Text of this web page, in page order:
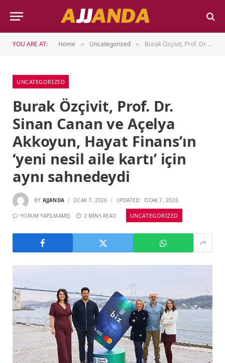
YOU ARE AT: Home » Uncategorized » Burak Özçivit, Prof. Dr. Sinan Canan ve Açelya Akkoyun, Hayat Finans’ın ‘yeni nesil aile kartı’ için aynı sahnedeydi
UNCATEGORIZED
Burak Özçivit, Prof. Dr.
Sinan Canan ve Açelya
Akkoyun, Hayat Finans’ın
‘yeni nesil aile kartı’ için
aynı sahnedeydi
BY AJJANDA OCAK 7, 2026 UPDATED: OCAK 7, 2026
YORUM YAPILMAMIŞ 2 MINS READ UNCATEGORIZED